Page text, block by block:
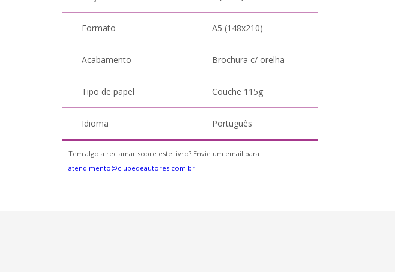
Formato A5 (148x210)
Acabamento Brochura c/ orelha
Tipo de papel Couche 115g
Idioma Português
Tem algo a reclamar sobre este livro? Envie um email para
atendimento@clubedeautores.com.br